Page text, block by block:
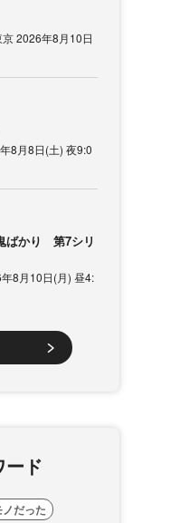
2026年8月10日
8月8日(土) 夜9:0
ばかり 第7シリ
8月10日(月) 昼4:
ード
だった